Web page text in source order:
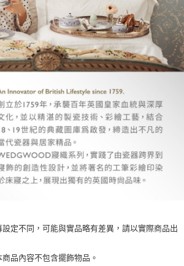
定不同，可能與實品略有差異，請以實際商品出
品內容不包含擺飾物品。